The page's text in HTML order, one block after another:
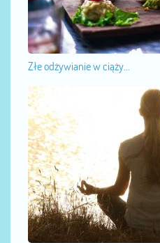
Złe odżywianie w ciąży...